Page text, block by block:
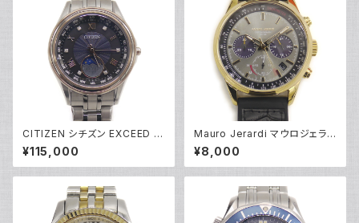
CITIZEN シチズン EXCEED エ
コドライブ 電波時計 ダイレクト
フライト 限定モデル EE1016-6
6F ソーラー Y05212
¥115,000
Mauro Jerardi マウロジェラル
ディ ソーラー クロノグラフ 腕時
計 MJ063-5 グレー文字盤 Y0
5271
¥8,000